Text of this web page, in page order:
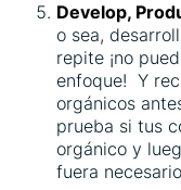
Develop,
o sea,
repite ¡no
enfoque! Y
orgánicos
prueba si tus
orgánico y
fuera